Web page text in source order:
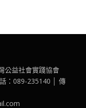
公益社會實踐協會
：089-235140 │ 傳